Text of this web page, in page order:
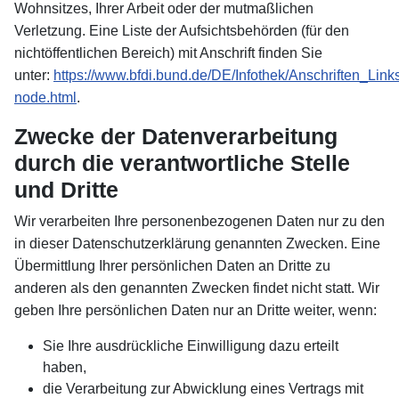
Wohnsitzes, Ihrer Arbeit oder der mutmaßlichen
Verletzung. Eine Liste der Aufsichtsbehörden (für den
nichtöffentlichen Bereich) mit Anschrift finden Sie
unter: https://www.bfdi.bund.de/DE/Infothek/
node.html .
Zwecke der Datenverarbeitung
durch die verantwortliche Stelle
und Dritte
Wir verarbeiten Ihre personenbezogenen Daten nur zu den
in dieser Datenschutzerklärung genannten Zwecken. Eine
Übermittlung Ihrer persönlichen Daten an Dritte zu
anderen als den genannten Zwecken findet nicht statt. Wir
geben Ihre persönlichen Daten nur an Dritte weiter, wenn:
Sie Ihre ausdrückliche Einwilligung dazu erteilt
haben,
die Verarbeitung zur Abwicklung eines Vertrags mit